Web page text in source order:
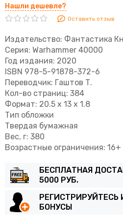
Нашли дешевле?
Оставить отзыв
Издательство: Фантастика
Серия: Warhammer 40000
Год издания: 2020
ISBN 978-5-91878-372-6
Переводчик: Гаштов Т.
Кол-во страниц: 384
Формат: 20.5 x 13 x 1.8
Тип обложки
Твердая бумажная
Вес, г: 380
Возрастные ограничения: 16+
БЕСПЛАТНАЯ
5000 РУБ.
РЕГИСТРИРУЙТЕСЬ
БОНУСЫ